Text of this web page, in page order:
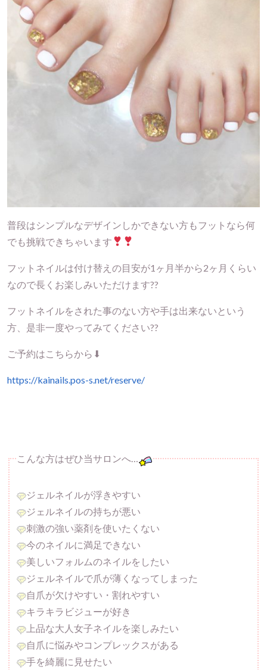
普段はシンプルなデザインしかできない方もフットなら何
でも挑戦できちゃいます
フットネイルは付け替えの目安が1ヶ月半から2ヶ月くらい
なので長くお楽しみいただけます??
フットネイルをされた事のない方や手は出来ないという
方、是非一度やってみてください??
ご予約はこちらから⬇︎
https://kainails.pos-s.net/reserve/
こんな方はぜひ当サロンへ…
ジェルネイルが浮きやすい
ジェルネイルの持ちが悪い
刺激の強い薬剤を使いたくない
今のネイルに満足できない
美しいフォルムのネイルをしたい
ジェルネイルで爪が薄くなってしまった
自爪が欠けやすい・割れやすい
キラキラビジューが好き
上品な大人女子ネイルを楽しみたい
自爪に悩みやコンプレックスがある
手を綺麗に見せたい